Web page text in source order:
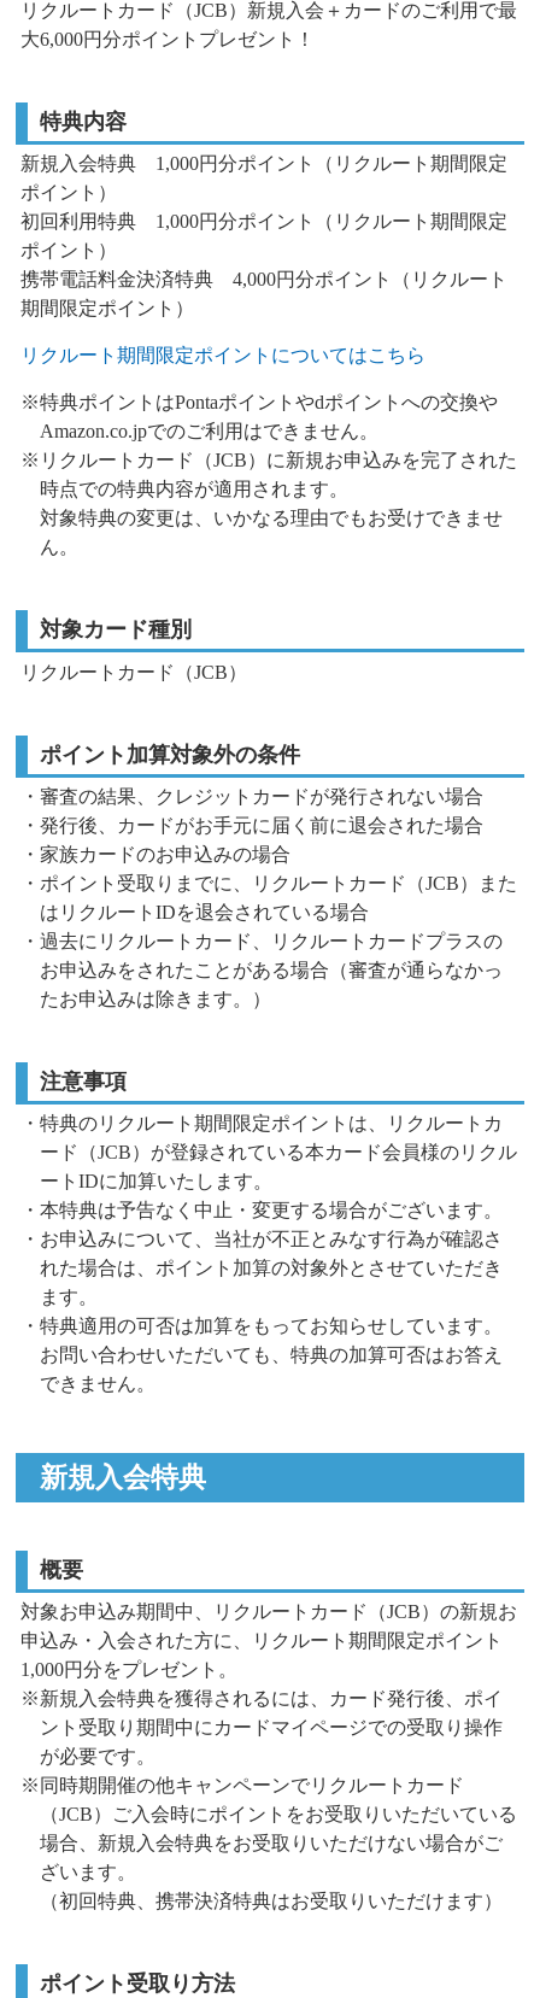
リクルートカード（JCB）新規入会＋カードのご利用で最
大6,000円分ポイントプレゼント！
特典内容
新規入会特典 1,000円分ポイント（リクルート期間限定
ポイント）
初回利用特典 1,000円分ポイント（リクルート期間限定
ポイント）
携帯電話料金決済特典 4,000円分ポイント（リクルート
期間限定ポイント）
リクルート期間限定ポイントについてはこちら
※特典ポイントはPontaポイントやdポイントへの交換や
Amazon.co.jpでのご利用はできません。
※リクルートカード（JCB）に新規お申込みを完了された
時点での特典内容が適用されます。
対象特典の変更は、いかなる理由でもお受けできませ
ん。
対象カード種別
リクルートカード（JCB）
ポイント加算対象外の条件
・審査の結果、クレジットカードが発行されない場合
・発行後、カードがお手元に届く前に退会された場合
・家族カードのお申込みの場合
・ポイント受取りまでに、リクルートカード（JCB）また
はリクルートIDを退会されている場合
・過去にリクルートカード、リクルートカードプラスの
お申込みをされたことがある場合（審査が通らなかっ
たお申込みは除きます。）
注意事項
・特典のリクルート期間限定ポイントは、リクルートカ
ード（JCB）が登録されている本カード会員様のリクル
ートIDに加算いたします。
・本特典は予告なく中止・変更する場合がございます。
・お申込みについて、当社が不正とみなす行為が確認さ
れた場合は、ポイント加算の対象外とさせていただき
ます。
・特典適用の可否は加算をもってお知らせしています。
お問い合わせいただいても、特典の加算可否はお答え
できません。
新規入会特典
概要
対象お申込み期間中、リクルートカード（JCB）の新規お
申込み・入会された方に
、リクルート期間限定ポイント
1,000円分をプレゼント。
※新規入会特典を獲得されるには、カード発行後、ポイ
ント受取り期間中にカードマイページでの受取り操作
が必要です。
※同時期開催の他キャンペーンでリクルートカード
（JCB）ご入会時にポイントをお受取りいただいている
場合、新規入会特典をお受取りいただけない場合がご
ざいます。
（初回特典、携帯決済特典はお受取りいただけます）
ポイント受取り方法